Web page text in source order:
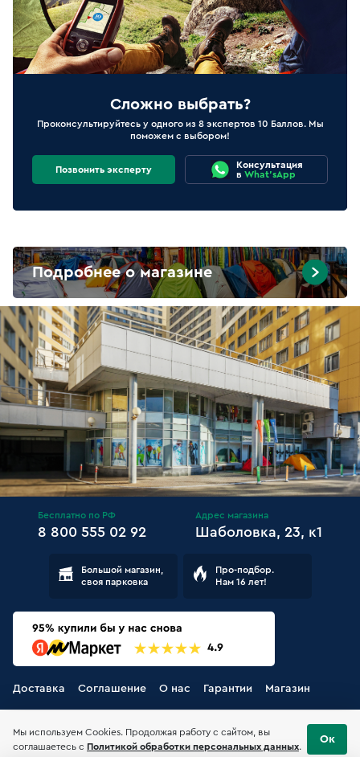
Сложно выбрать?
Проконсультируйтесь у одного из 8 экспертов 10 Баллов. Мы
поможем с выбором!
Позвонить эксперту
Консультация
в What'sApp
Подробнее о магазине
Бесплатно по РФ
8 800 555 02 92
Адрес магазина
Шаболовка, 23, к1
Большой магазин,
своя парковка
Про-подбор.
Нам 16 лет!
Доставка Соглашение О нас Гарантии Магазин
Мы используем Cookies. Продолжая работу с сайтом, вы
соглашаетесь с Политикой обработки персональных данных.
Ок